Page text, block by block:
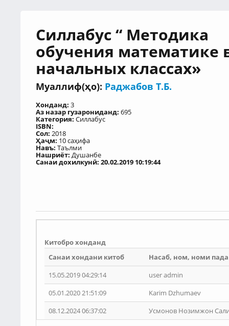
Силлабус “ Методика
обучения математике
начальных классах»
Муаллиф(ҳо): Раджабов Т.Б.
Хонданд: 3
Аз назар гузарониданд: 695
Категория: Силлабус
ISBN:
Сол: 2018
Ҳаҷм: 10 саҳифа
Навъ: Таълми
Нашриёт: Душанбе
Санаи дохилкунӣ: 20.02.2019 10:19:44
Китобро хонданд
Санаи хондани китоб
Насаб, ном, номи
15.05.2019 04:29:14
user admin
05.01.2020 21:51:09
Karim Dzhumaev
08.12.2024 06:37:02
Усмонов Нозимжон